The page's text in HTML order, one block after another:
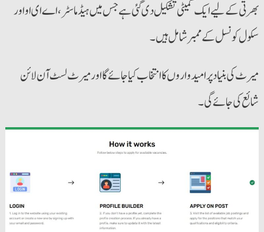
بھرتی کے لیے ایک کمیٹی تشکیل دی گئی ہے جس میں ہیڈ ماسٹر، اے ای او اور
سکول کونسل کے ممبر شامل ہیں۔
میرٹ کی بنیاد پر امیدواروں کا انتخاب کیا جائے گا اور میرٹ لسٹ آن لائن
شائع کی جائے گی۔